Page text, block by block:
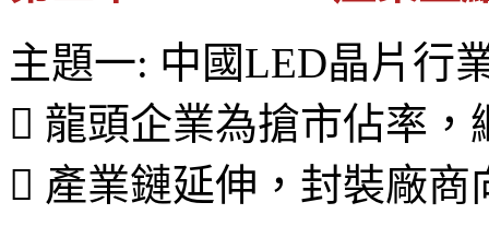
主題一: 中國LED晶片行
 龍頭企業為搶市佔率，
 產業鏈延伸，封裝廠商